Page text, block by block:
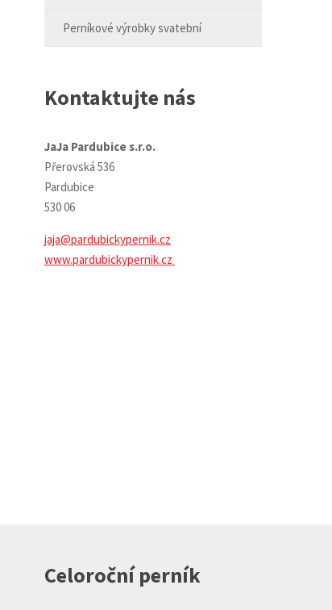
Perníkové výrobky svatební
Kontaktujte nás
JaJa Pardubice s.r.o.
Přerovská 536
Pardubice
530 06
jaja@pardubickypernik.cz
www.pardubickypernik.cz
Celoroční perník